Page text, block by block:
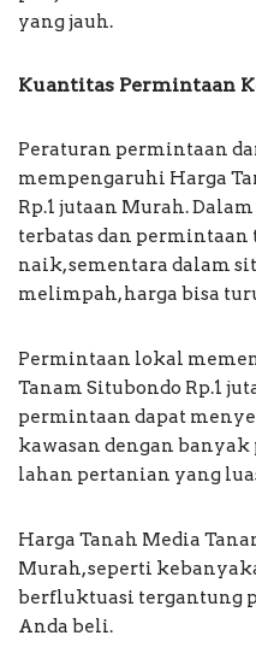
yang jauh.
Kuantitas Permintaan
Peraturan permintaan
mempengaruhi Harga
Rp.1 jutaan Murah.
terbatas dan permintaan
naik, sementara dalam
melimpah, harga bisa
Permintaan lokal
Tanam Situbondo Rp.1
permintaan dapat
kawasan dengan
lahan pertanian yang
Harga Tanah Media
Murah, seperti
berfluktuasi tergantung
Anda beli.